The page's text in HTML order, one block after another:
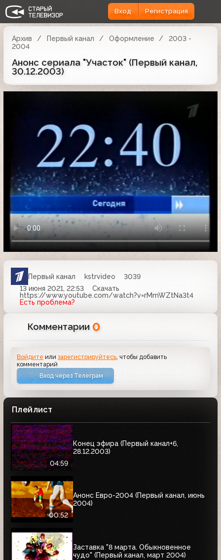
Вход Регистрация
Архив Первый канал Оформление
2003 -
2004
Анонс сериала "Участок" (Первый канал,
30.12.2003)
Первый канал kstrvideo
3039
13 июня 2021, 22:53
Скачать
https://www.youtube.com/watch?v=rMmWZtNa3t4
Есть проблема?
Комментарии 0
Войдите илизарегистрируйтесь, чтобы добавить
комментарий
Вход через Телеграм
Плейлист
04:59
Конец эфира (Первый канал+6,
28.12.2003)
00:52
Анонс Евро-2004 (Первый канал, июнь
2004)
Заставка "8 марта. Обыкновенное
чудо" (Первый канал, март 2004)